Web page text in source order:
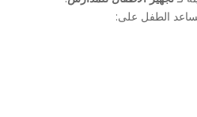
يساعد الطفل على: